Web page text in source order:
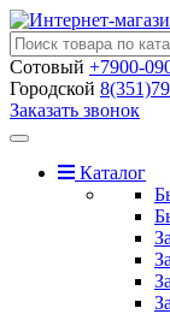
Сотовый +7900-
Городской
Заказать звонок
Toggle
navigationКаталог